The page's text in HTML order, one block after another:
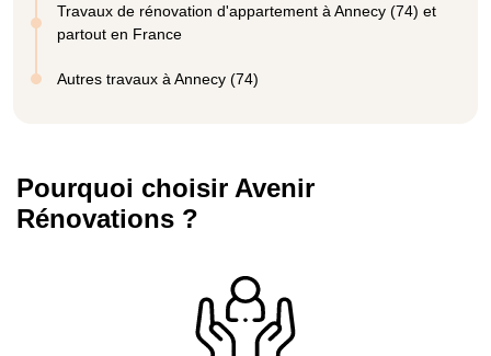
Travaux de rénovation d'appartement à Annecy (74) et
partout en France
Autres travaux à Annecy (74)
Pourquoi choisir Avenir
Rénovations ?